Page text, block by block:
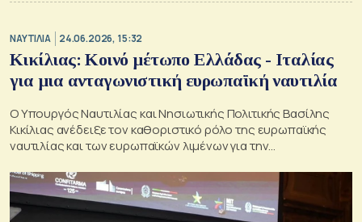
ΝΑΥΤΙΛΙΑ 24.06.2026, 15:32
Κικίλιας: Κοινό μέτωπο Ελλάδας - Ιταλίας
για μια ανταγωνιστική ευρωπαϊκή ναυτιλία
Ο Υπουργός Ναυτιλίας και Νησιωτικής Πολιτικής Βασίλης
Κικίλιας ανέδειξε τον καθοριστικό ρόλο της ευρωπαϊκής
ναυτιλίας και των ευρωπαϊκών λιμένων για την